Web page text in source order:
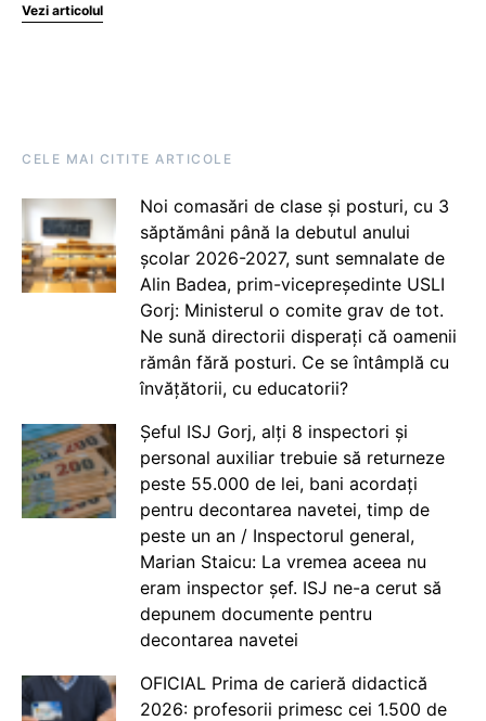
Vezi articolul
CELE MAI CITITE ARTICOLE
Noi comasări de clase și posturi, cu 3
săptămâni până la debutul anului
școlar 2026-2027, sunt semnalate de
Alin Badea, prim-vicepreședinte USLI
Gorj: Ministerul o comite grav de tot.
Ne sună directorii disperați că oamenii
rămân fără posturi. Ce se întâmplă cu
învățătorii, cu educatorii?
Șeful ISJ Gorj, alți 8 inspectori și
personal auxiliar trebuie să returneze
peste 55.000 de lei, bani acordați
pentru decontarea navetei, timp de
peste un an / Inspectorul general,
Marian Staicu: La vremea aceea nu
eram inspector șef. ISJ ne-a cerut să
depunem documente pentru
decontarea navetei
OFICIAL Prima de carieră didactică
2026: profesorii primesc cei 1.500 de